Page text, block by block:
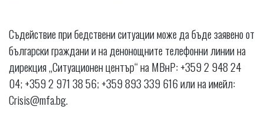
Съдействие при бедствени ситуации може да бъде заявено от
български граждани и на денонощните телефонни линии на
дирекция „Ситуационен център“ на МВнР: +359 2 948 24
04; +359 2 971 38 56; +359 893 339 616 или на имейл:
Crisis@mfа.bg.